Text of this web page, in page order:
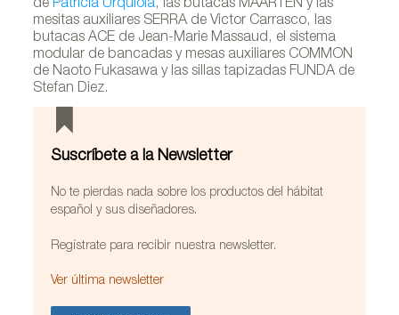
dePatricia Urquiola, las butacas MAARTEN y las
mesitas auxiliares SERRA de Victor Carrasco, las
butacas ACE de Jean-Marie Massaud, el sistema
modular de bancadas y mesas auxiliares COMMON
de Naoto Fukasawa y las sillas tapizadas FUNDA de
Stefan Diez.
Suscríbete a la Newsletter
No te pierdas nada sobre los productos del hábitat
español y sus diseñadores.
Regístrate para recibir nuestra newsletter.
Ver última newsletter